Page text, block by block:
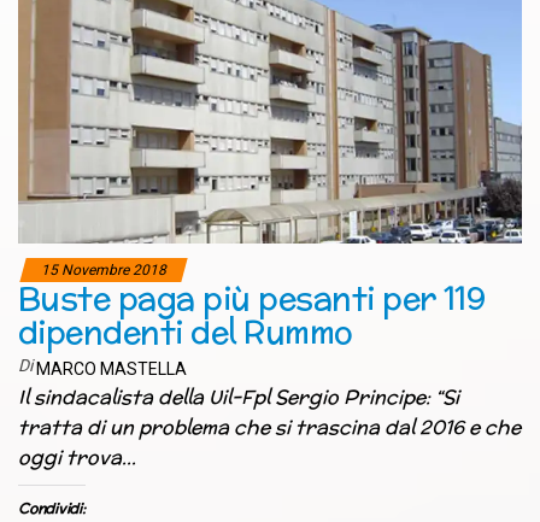
15 Novembre 2018
Buste paga più pesanti per 119
dipendenti del Rummo
Di MARCO MASTELLA
Il sindacalista della Uil-Fpl Sergio Principe: “Si
tratta di un problema che si trascina dal 2016 e che
oggi trova…
Condividi: